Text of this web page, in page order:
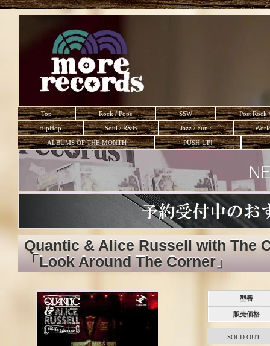
Top Rock / Pops SSW
Post Rock
HipHop
Soul / R&B Jazz / Funk
ALBUMS OF THE MONTH
PUSH UP!
Quantic & Alice Russell with The
「Look Around The Corner」
型番
販売価格
SOLD OUT